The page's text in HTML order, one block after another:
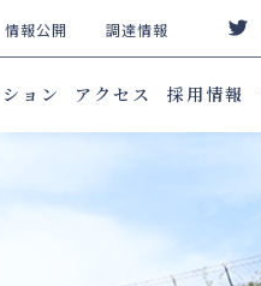
情報公開 調達情報
ョン アクセス 採用情報